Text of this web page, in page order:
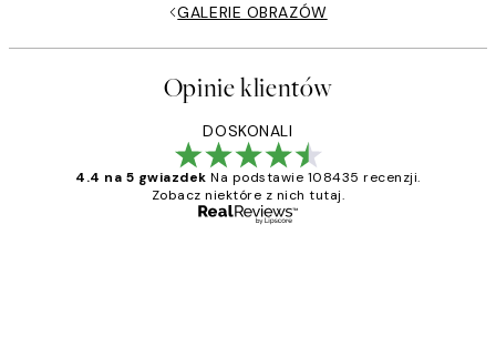
GALERIE OBRAZÓW
Opinie klientów
DOSKONALI
4.4 na 5 gwiazdek Na podstawie 108435 recenzji.
Zobacz niektóre z nich tutaj.